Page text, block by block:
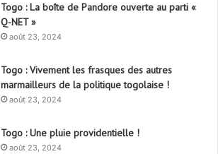
Togo : La boîte de Pandore ouverte au parti «
Q-NET »
août 23, 2024
Togo : Vivement les frasques des autres
marmailleurs de la politique togolaise !
août 23, 2024
Togo : Une pluie providentielle !
août 23, 2024